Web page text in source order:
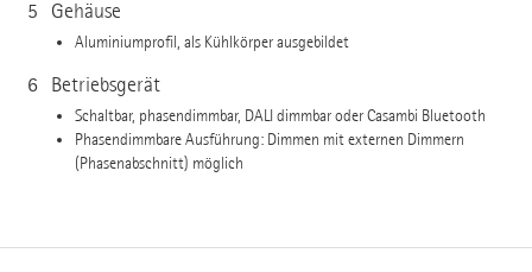
5 Gehäuse
Aluminiumprofil, als Kühlkörper ausgebildet
6 Betriebsgerät
Schaltbar, phasendimmbar, DALI dimmbar oder Casambi Bluetooth
Phasendimmbare Ausführung: Dimmen mit externen Dimmern
(Phasenabschnitt) möglich